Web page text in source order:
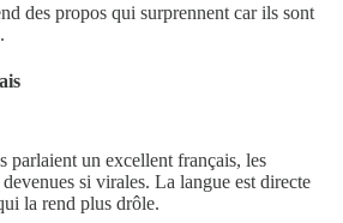
des propos qui surprennent car ils sont
parlaient un excellent français, les
si virales. La langue est directe
la rend plus drôle.